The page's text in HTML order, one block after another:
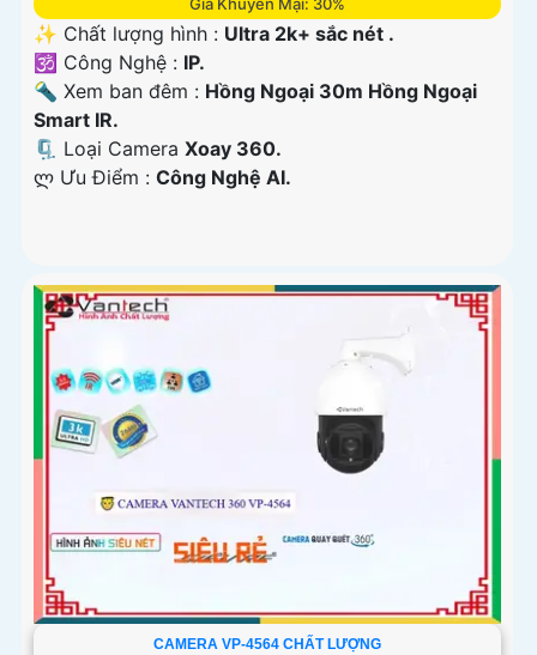
Giá Khuyến Mại: 30%
✨ Chất lượng hình : Ultra 2k+ sắc nét .
🕉️ Công Nghệ : IP.
🔦 Xem ban đêm : Hồng Ngoại 30m Hồng Ngoại
Smart IR.
🗜️ Loại Camera Xoay 360.
️ლ Ưu Điểm : Công Nghệ AI.
CAMERA VP-4564 CHẤT LƯỢNG